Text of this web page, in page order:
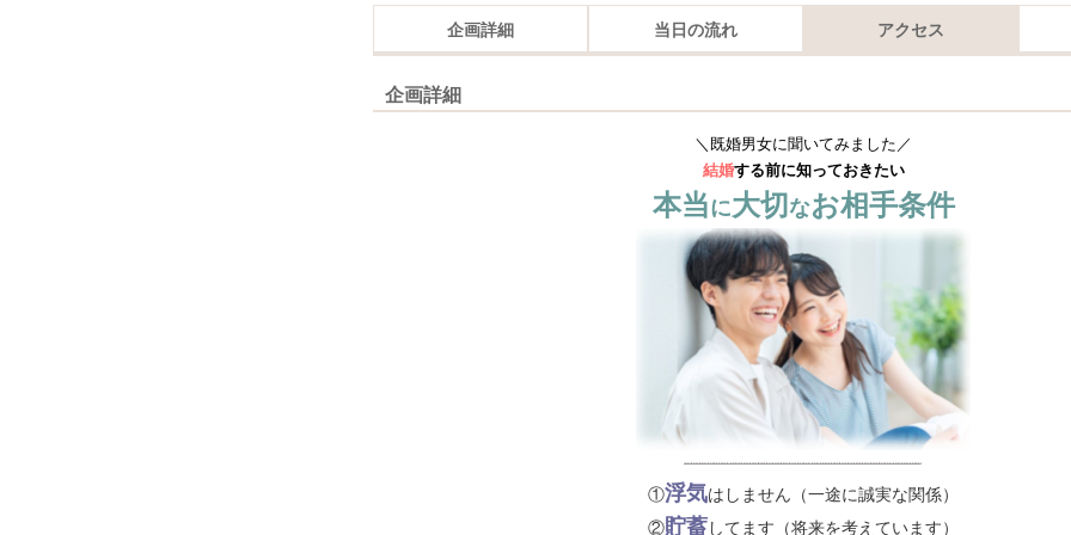
企画詳細 当日の流れ アクセス
企画詳細
＼既婚男女に聞いてみました／
結婚する前に知っておきたい
本当に大切 なお相手条件
①浮気はしません（一途に誠実な関係）
②貯蓄してます（将来を考えています）